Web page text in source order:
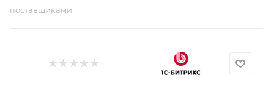
поставщиками